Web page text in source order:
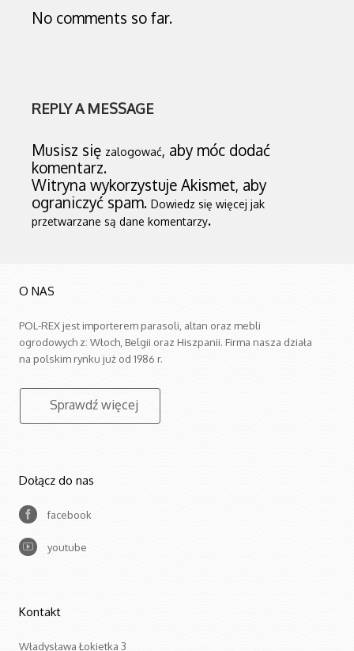
No comments so far.
REPLY A MESSAGE
Musisz się zalogować, aby móc dodać
komentarz.
Witryna wykorzystuje Akismet, aby
ograniczyć spam. Dowiedz się więcej jak
przetwarzane są dane komentarzy.
O NAS
POL-REX jest importerem parasoli, altan oraz mebli
ogrodowych z: Włoch, Belgii oraz Hiszpanii. Firma nasza działa
na polskim rynku już od 1986 r.
Sprawdź więcej
Dołącz do nas
facebook
youtube
Kontakt
Władysława Łokietka 3